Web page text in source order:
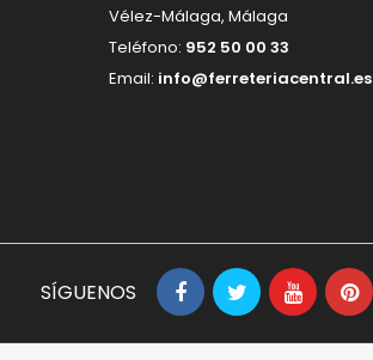
Vélez-Málaga, Málaga
Teléfono: 952 50 00 33
Email: info@ferreteriacentral.es
SÍGUENOS